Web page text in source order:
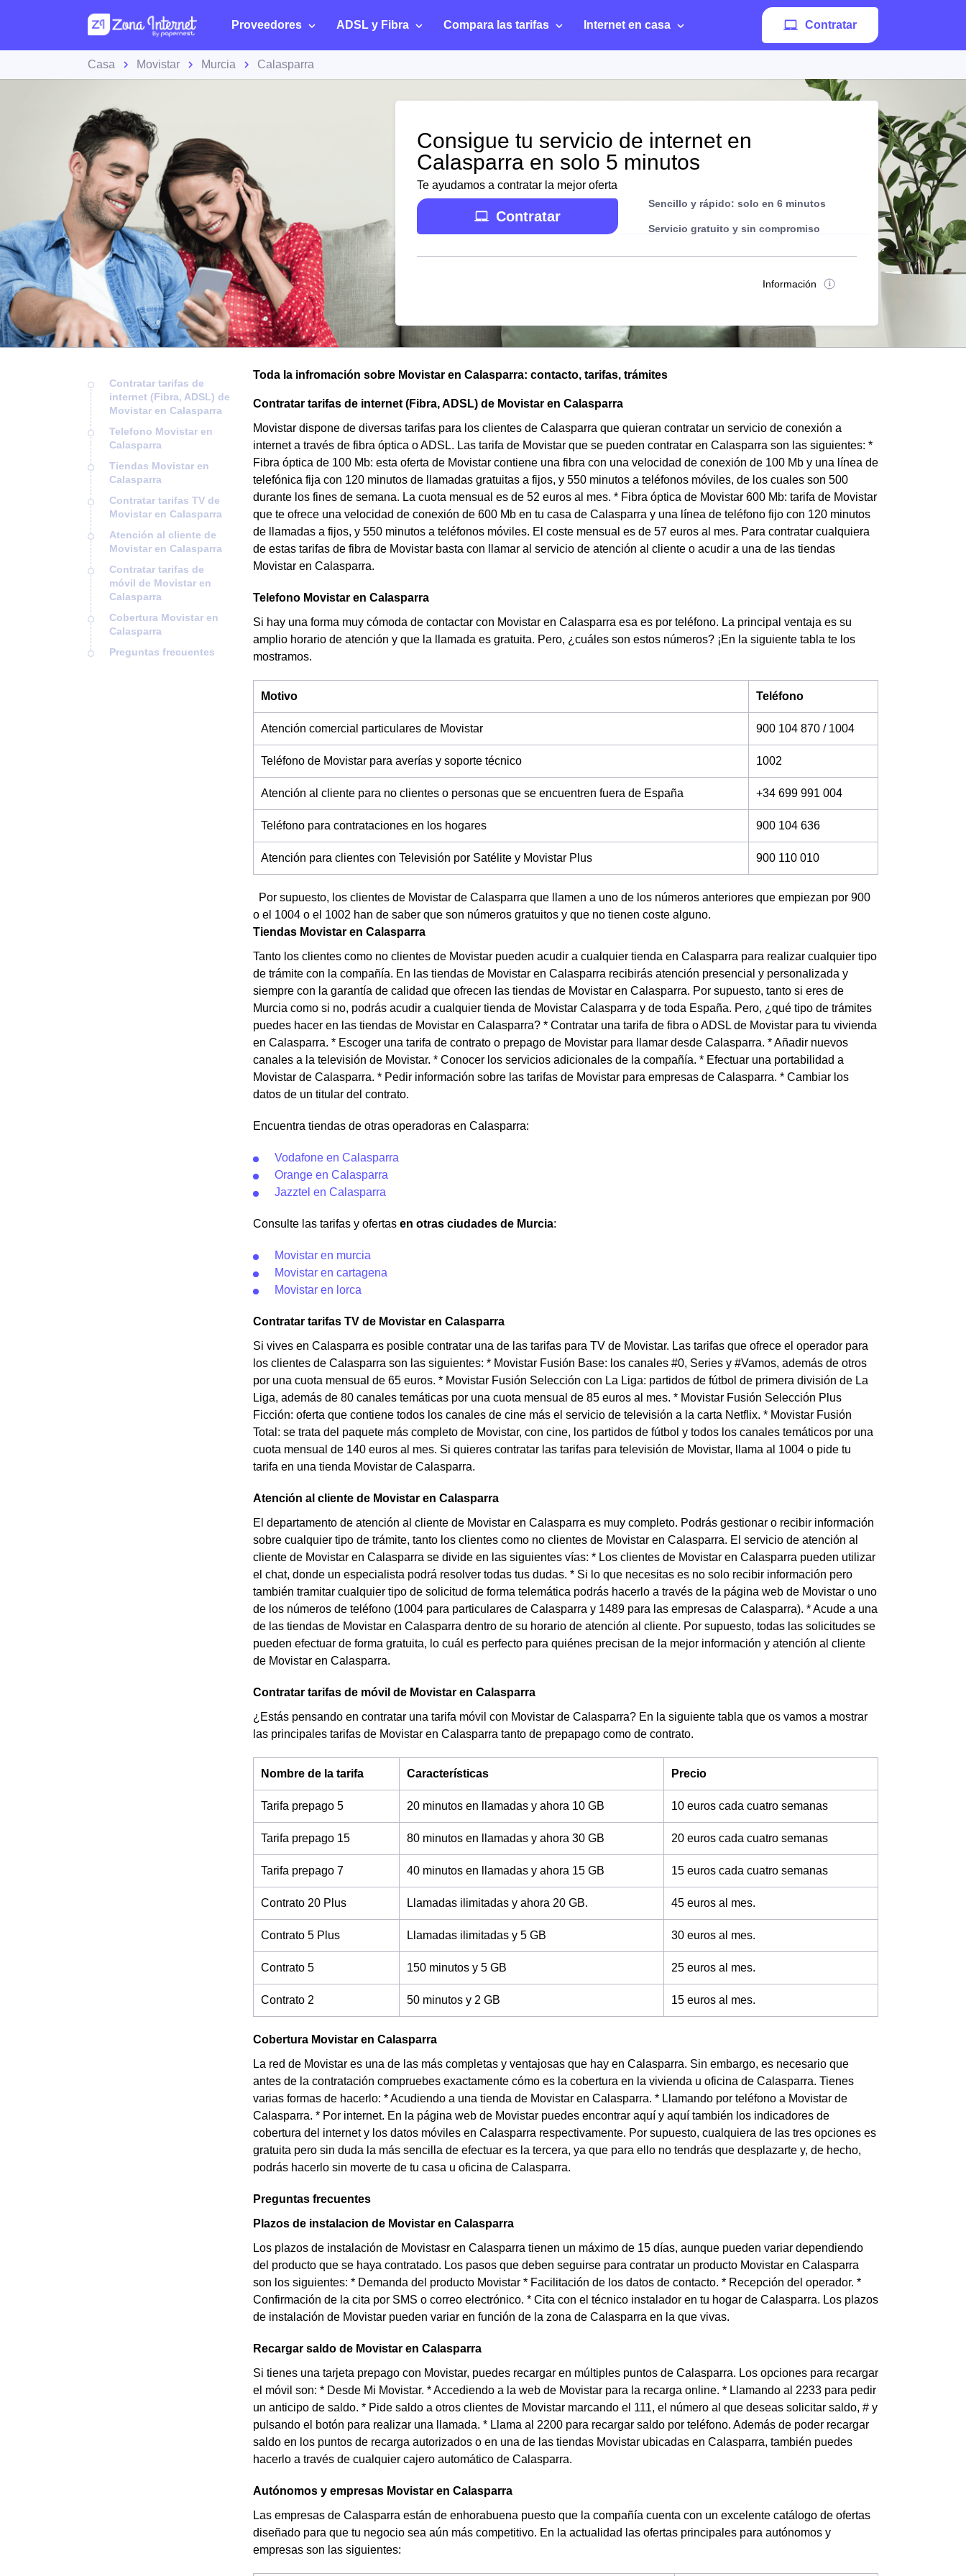
Proveedores ADSL y Fibra Compara las tarifas Internet en casa Contratar
Casa Movistar Murcia Calasparra
Consigue tu servicio de internet en
Calasparra en solo 5 minutos
Te ayudamos a contratar la mejor oferta
Contratar
Sencillo y rápido: solo en 6 minutos
Servicio gratuito y sin compromiso
Información
Contratar tarifas de
internet (Fibra, ADSL) de
Movistar en Calasparra
Telefono Movistar en
Calasparra
Tiendas Movistar en
Calasparra
Contratar tarifas TV de
Movistar en Calasparra
Atención al cliente de
Movistar en Calasparra
Contratar tarifas de
móvil de Movistar en
Calasparra
Cobertura Movistar en
Calasparra
Preguntas frecuentes
Toda la infromación sobre Movistar en Calasparra: contacto, tarifas, trámites
Contratar tarifas de internet (Fibra, ADSL) de Movistar en Calasparra
Movistar dispone de diversas tarifas para los clientes de Calasparra que quieran contratar un servicio de conexión a
internet a través de fibra óptica o ADSL. Las tarifa de Movistar que se pueden contratar en Calasparra son las siguientes: *
Fibra óptica de 100 Mb: esta oferta de Movistar contiene una fibra con una velocidad de conexión de 100 Mb y una línea de
telefónica fija con 120 minutos de llamadas gratuitas a fijos, y 550 minutos a teléfonos móviles, de los cuales son 500
durante los fines de semana. La cuota mensual es de 52 euros al mes. * Fibra óptica de Movistar 600 Mb: tarifa de Movistar
que te ofrece una velocidad de conexión de 600 Mb en tu casa de Calasparra y una línea de teléfono fijo con 120 minutos
de llamadas a fijos, y 550 minutos a teléfonos móviles. El coste mensual es de 57 euros al mes. Para contratar cualquiera
de estas tarifas de fibra de Movistar basta con llamar al servicio de atención al cliente o acudir a una de las tiendas
Movistar en Calasparra.
Telefono Movistar en Calasparra
Si hay una forma muy cómoda de contactar con Movistar en Calasparra esa es por teléfono. La principal ventaja es su
amplio horario de atención y que la llamada es gratuita. Pero, ¿cuáles son estos números? ¡En la siguiente tabla te los
mostramos.
Motivo Teléfono
Atención comercial particulares de Movistar 900 104 870 / 1004
Teléfono de Movistar para averías y soporte técnico 1002
Atención al cliente para no clientes o personas que se encuentren fuera de España +34 699 991 004
Teléfono para contrataciones en los hogares 900 104 636
Atención para clientes con Televisión por Satélite y Movistar Plus 900 110 010
Por supuesto, los clientes de Movistar de Calasparra que llamen a uno de los números anteriores que empiezan por 900
o el 1004 o el 1002 han de saber que son números gratuitos y que no tienen coste alguno.
Tiendas Movistar en Calasparra
Tanto los clientes como no clientes de Movistar pueden acudir a cualquier tienda en Calasparra para realizar cualquier tipo
de trámite con la compañía. En las tiendas de Movistar en Calasparra recibirás atención presencial y personalizada y
siempre con la garantía de calidad que ofrecen las tiendas de Movistar en Calasparra. Por supuesto, tanto si eres de
Murcia como si no, podrás acudir a cualquier tienda de Movistar Calasparra y de toda España. Pero, ¿qué tipo de trámites
puedes hacer en las tiendas de Movistar en Calasparra? * Contratar una tarifa de fibra o ADSL de Movistar para tu vivienda
en Calasparra. * Escoger una tarifa de contrato o prepago de Movistar para llamar desde Calasparra. * Añadir nuevos
canales a la televisión de Movistar. * Conocer los servicios adicionales de la compañía. * Efectuar una portabilidad a
Movistar de Calasparra. * Pedir información sobre las tarifas de Movistar para empresas de Calasparra. * Cambiar los
datos de un titular del contrato.
Encuentra tiendas de otras operadoras en Calasparra:
Vodafone en Calasparra
Orange en Calasparra
Jazztel en Calasparra
Consulte las tarifas y ofertas en otras ciudades de Murcia:
Movistar en murcia
Movistar en cartagena
Movistar en lorca
Contratar tarifas TV de Movistar en Calasparra
Si vives en Calasparra es posible contratar una de las tarifas para TV de Movistar. Las tarifas que ofrece el operador para
los clientes de Calasparra son las siguientes: * Movistar Fusión Base: los canales #0, Series y #Vamos, además de otros
por una cuota mensual de 65 euros. * Movistar Fusión Selección con La Liga: partidos de fútbol de primera división de La
Liga, además de 80 canales temáticas por una cuota mensual de 85 euros al mes. * Movistar Fusión Selección Plus
Ficción: oferta que contiene todos los canales de cine más el servicio de televisión a la carta Netflix. * Movistar Fusión
Total: se trata del paquete más completo de Movistar, con cine, los partidos de fútbol y todos los canales temáticos por una
cuota mensual de 140 euros al mes. Si quieres contratar las tarifas para televisión de Movistar, llama al 1004 o pide tu
tarifa en una tienda Movistar de Calasparra.
Atención al cliente de Movistar en Calasparra
El departamento de atención al cliente de Movistar en Calasparra es muy completo. Podrás gestionar o recibir información
sobre cualquier tipo de trámite, tanto los clientes como no clientes de Movistar en Calasparra. El servicio de atención al
cliente de Movistar en Calasparra se divide en las siguientes vías: * Los clientes de Movistar en Calasparra pueden utilizar
el chat, donde un especialista podrá resolver todas tus dudas. * Si lo que necesitas es no solo recibir información pero
también tramitar cualquier tipo de solicitud de forma telemática podrás hacerlo a través de la página web de Movistar o uno
de los números de teléfono (1004 para particulares de Calasparra y 1489 para las empresas de Calasparra). * Acude a una
de las tiendas de Movistar en Calasparra dentro de su horario de atención al cliente. Por supuesto, todas las solicitudes se
pueden efectuar de forma gratuita, lo cuál es perfecto para quiénes precisan de la mejor información y atención al cliente
de Movistar en Calasparra.
Contratar tarifas de móvil de Movistar en Calasparra
¿Estás pensando en contratar una tarifa móvil con Movistar de Calasparra? En la siguiente tabla que os vamos a mostrar
las principales tarifas de Movistar en Calasparra tanto de prepapago como de contrato.
Nombre de la tarifa Características Precio
Tarifa prepago 5 20 minutos en llamadas y ahora 10 GB 10 euros cada cuatro semanas
Tarifa prepago 15 80 minutos en llamadas y ahora 30 GB 20 euros cada cuatro semanas
Tarifa prepago 7 40 minutos en llamadas y ahora 15 GB 15 euros cada cuatro semanas
Contrato 20 Plus Llamadas ilimitadas y ahora 20 GB. 45 euros al mes.
Contrato 5 Plus Llamadas ilimitadas y 5 GB 30 euros al mes.
Contrato 5 150 minutos y 5 GB 25 euros al mes.
Contrato 2 50 minutos y 2 GB 15 euros al mes.
Cobertura Movistar en Calasparra
La red de Movistar es una de las más completas y ventajosas que hay en Calasparra. Sin embargo, es necesario que
antes de la contratación compruebes exactamente cómo es la cobertura en la vivienda u oficina de Calasparra. Tienes
varias formas de hacerlo: * Acudiendo a una tienda de Movistar en Calasparra. * Llamando por teléfono a Movistar de
Calasparra. * Por internet. En la página web de Movistar puedes encontrar aquí y aquí también los indicadores de
cobertura del internet y los datos móviles en Calasparra respectivamente. Por supuesto, cualquiera de las tres opciones es
gratuita pero sin duda la más sencilla de efectuar es la tercera, ya que para ello no tendrás que desplazarte y, de hecho,
podrás hacerlo sin moverte de tu casa u oficina de Calasparra.
Preguntas frecuentes
Plazos de instalacion de Movistar en Calasparra
Los plazos de instalación de Movistasr en Calasparra tienen un máximo de 15 días, aunque pueden variar dependiendo
del producto que se haya contratado. Los pasos que deben seguirse para contratar un producto Movistar en Calasparra
son los siguientes: * Demanda del producto Movistar * Facilitación de los datos de contacto. * Recepción del operador. *
Confirmación de la cita por SMS o correo electrónico. * Cita con el técnico instalador en tu hogar de Calasparra. Los plazos
de instalación de Movistar pueden variar en función de la zona de Calasparra en la que vivas.
Recargar saldo de Movistar en Calasparra
Si tienes una tarjeta prepago con Movistar, puedes recargar en múltiples puntos de Calasparra. Los opciones para recargar
el móvil son: * Desde Mi Movistar. * Accediendo a la web de Movistar para la recarga online. * Llamando al 2233 para pedir
un anticipo de saldo. * Pide saldo a otros clientes de Movistar marcando el 111, el número al que deseas solicitar saldo, # y
pulsando el botón para realizar una llamada. * Llama al 2200 para recargar saldo por teléfono. Además de poder recargar
saldo en los puntos de recarga autorizados o en una de las tiendas Movistar ubicadas en Calasparra, también puedes
hacerlo a través de cualquier cajero automático de Calasparra.
Autónomos y empresas Movistar en Calasparra
Las empresas de Calasparra están de enhorabuena puesto que la compañía cuenta con un excelente catálogo de ofertas
diseñado para que tu negocio sea aún más competitivo. En la actualidad las ofertas principales para autónomos y
empresas son las siguientes: